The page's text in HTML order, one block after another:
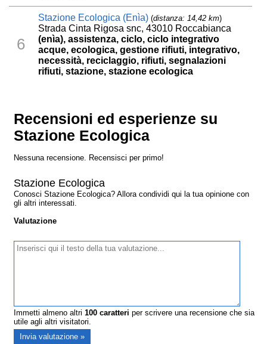
6
Stazione Ecologica (Enìa) (distanza: 14,42 km)
Strada Cinta Rigosa snc, 43010 Roccabianca
(enìa), assistenza, ciclo, ciclo integrativo
acque, ecologica, gestione rifiuti, integrativo,
necessità, reciclaggio, rifiuti, segnalazioni
rifiuti, stazione, stazione ecologica
Recensioni ed esperienze su
Stazione Ecologica
Nessuna recensione. Recensisci per primo!
Stazione Ecologica
Conosci Stazione Ecologica? Allora condividi qui la tua opinione con
gli altri interessati.
Valutazione
Immetti almeno altri100 caratteri per scrivere una recensione che sia
utile agli altri visitatori.